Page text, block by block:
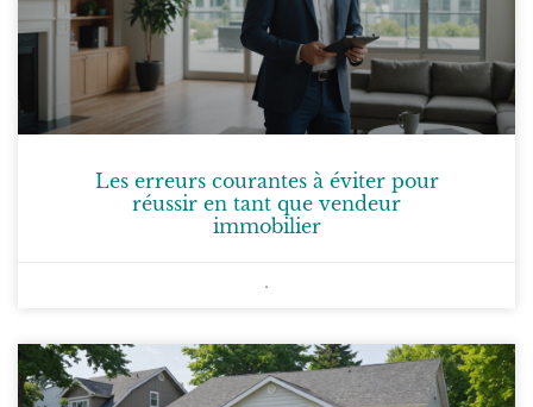
Les erreurs courantes à éviter pour
réussir en tant que vendeur
immobilier